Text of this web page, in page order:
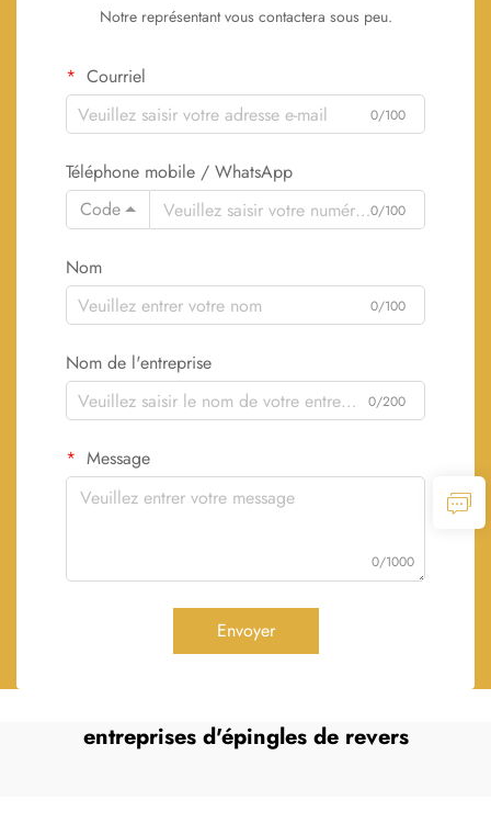
Notre représentant vous contactera sous peu.
Courriel
0/100
Téléphone mobile / WhatsApp
Code
0/100
Nom
0/100
Nom de l'entreprise
0/200
Message
0/1000
Envoyer
entreprises d'épingles de revers